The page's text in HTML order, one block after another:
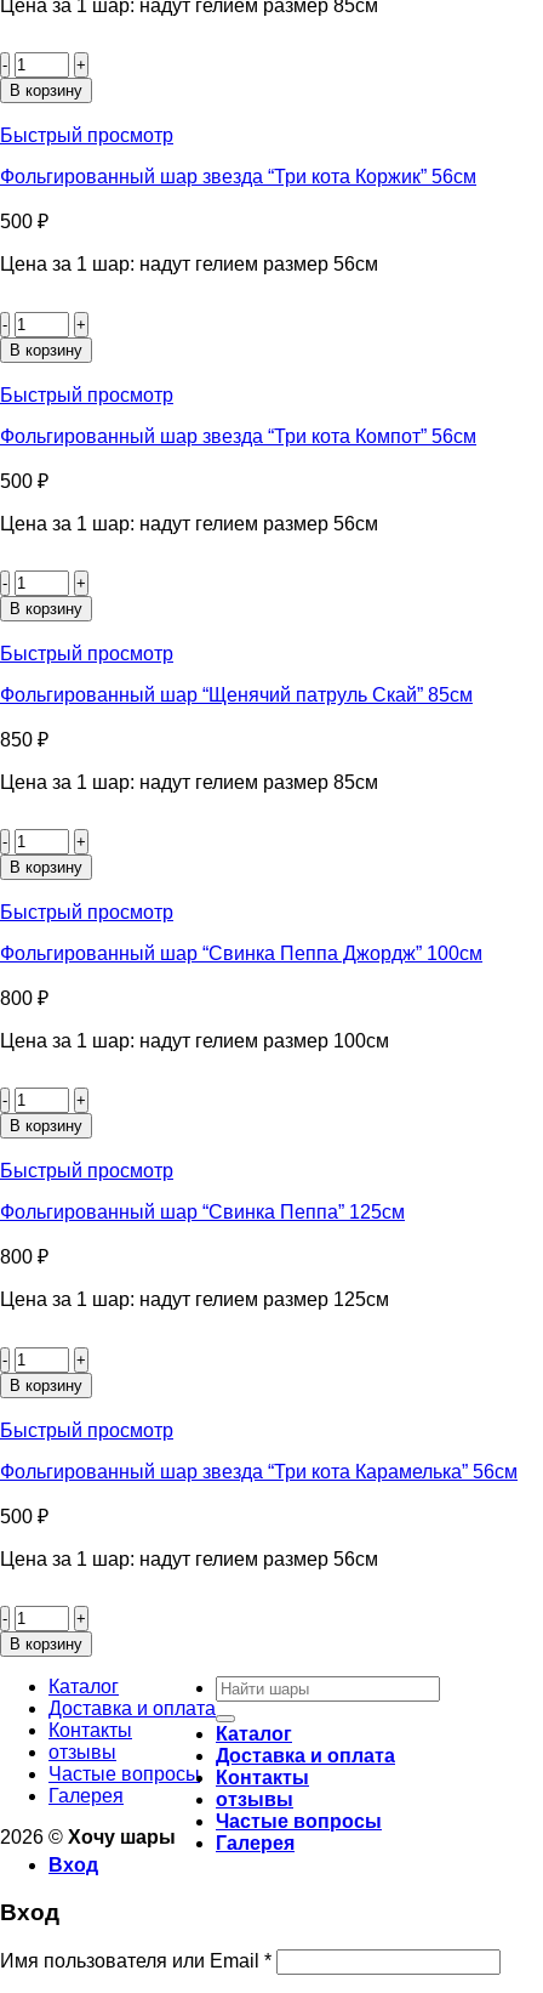
Цена за 1 шар: надут гелием размер 85см
товара
Фольгированный
"Щенячий
Маршалл"
В корзину
Быстрый просмотр
Фольгированный шар звезда “Три кота Коржик” 56см
500 ₽
Цена за 1 шар: надут гелием размер 56см
товара
Фольгированный
шар
звезда
кота
56см
В корзину
Быстрый просмотр
Фольгированный шар звезда “Три кота Компот” 56см
500 ₽
Цена за 1 шар: надут гелием размер 56см
товара
Фольгированный
звезда
кота
56см
В корзину
Быстрый просмотр
Фольгированный шар “Щенячий патруль Скай” 85см
850 ₽
Цена за 1 шар: надут гелием размер 85см
товара
Фольгированный
"Щенячий
Скай"
В корзину
Быстрый просмотр
Фольгированный шар “Свинка Пеппа Джордж” 100см
800 ₽
Цена за 1 шар: надут гелием размер 100см
товара
Фольгированный
"Свинка
Джордж"
В корзину
Быстрый просмотр
Фольгированный шар “Свинка Пеппа” 125см
800 ₽
Цена за 1 шар: надут гелием размер 125см
товара
Фольгированный
"Свинка
125см
В корзину
Быстрый просмотр
Фольгированный шар звезда “Три кота Карамелька” 56см
500 ₽
Цена за 1 шар: надут гелием размер 56см
товара
Фольгированный
звезда
"Три
кота
Карамелька"
56см
В корзину
Каталог
Доставка и оплата
Контакты
отзывы
Частые вопросы
Галерея
2026 © Хочу шары
Искать:
Каталог
Доставка и оплата
Контакты
отзывы
Частые вопросы
Галерея
Вход
Вход
Имя пользователя или Email *